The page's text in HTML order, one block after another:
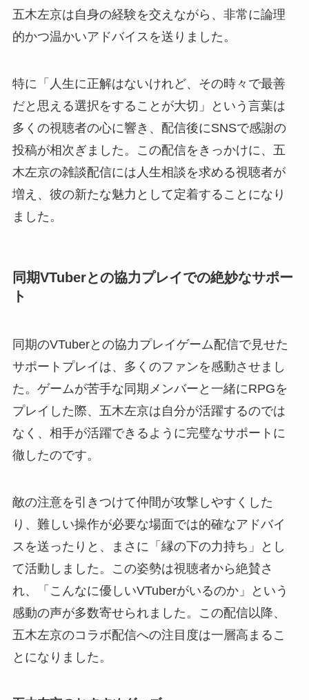
五木左京は自身の経験を交えながら、非常に論理
的かつ温かいアドバイスを送りました。
特に「人生に正解はないけれど、その時々で最善
だと思える選択をすることが大切」という言葉は
多くの視聴者の心に響き、配信後にSNSで感謝の
投稿が相次ぎました。この配信をきっかけに、五
木左京の雑談配信には人生相談を求める視聴者が
増え、彼の新たな魅力として定着することになり
ました。
同期VTuberとの協力プレイでの絶妙なサポー
ト
同期のVTuberとの協力プレイゲーム配信で見せた
サポートプレイは、多くのファンを感動させまし
た。ゲームが苦手な同期メンバーと一緒にRPGを
プレイした際、五木左京は自分が活躍するのでは
なく、相手が活躍できるように完璧なサポートに
徹したのです。
敵の注意を引きつけて仲間が攻撃しやすくした
り、難しい操作が必要な場面では的確なアドバイ
スを送ったりと、まさに「縁の下の力持ち」とし
て活動しました。この姿勢は視聴者から絶賛さ
れ、「こんなに優しいVTuberがいるのか」という
感動の声が多数寄せられました。この配信以降、
五木左京のコラボ配信への注目度は一層高まるこ
とになりました。